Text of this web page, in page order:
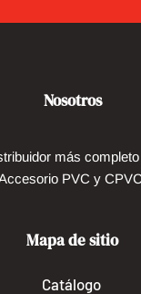
Nosotros
más
PVC y
Mapa de sitio
Catálogo